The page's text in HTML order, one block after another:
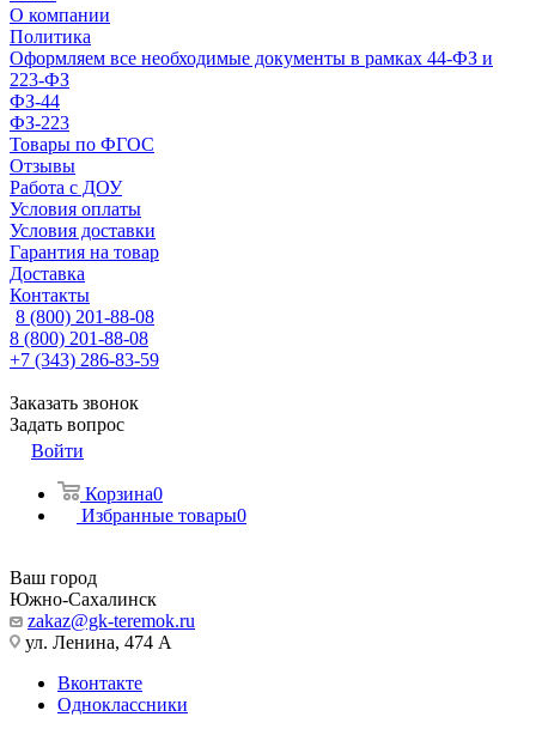
О компании
Политика
Оформляем все необходимые документы в рамках 44-ФЗ и
223-ФЗ
ФЗ-44
ФЗ-223
Товары по ФГОС
Отзывы
Работа с ДОУ
Условия оплаты
Условия доставки
Гарантия на товар
Доставка
Контакты
8 (800) 201-88-08
8 (800) 201-88-08
+7 (343) 286-83-59
Заказать звонок
Задать вопрос
Войти
Корзина0
Избранные товары0
Ваш город
Южно-Сахалинск
zakaz@gk-teremok.ru
ул. Ленина, 474 А
Вконтакте
Одноклассники